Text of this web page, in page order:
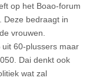
op het Boao-forum
Deze bedraagt in
vrouwen.
60-plussers maar
Dai denkt ook
wat zal